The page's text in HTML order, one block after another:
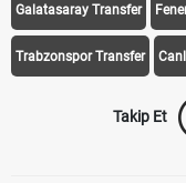
Galatasaray Transfer
Trabzonspor Transfer
Takip Et